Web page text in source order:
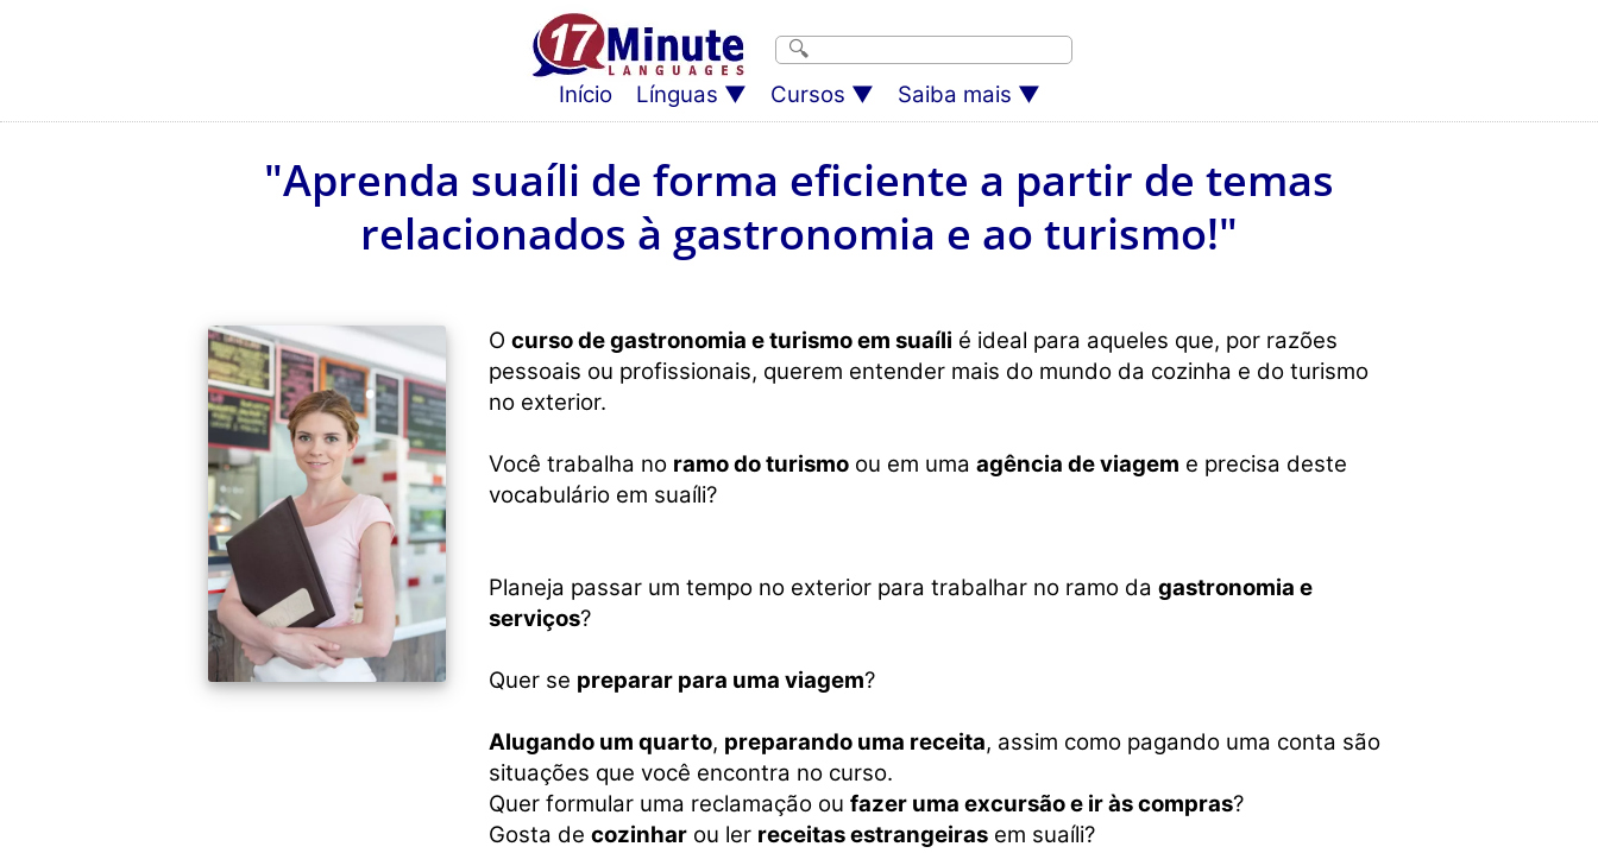
Início Línguas Cursos Saiba mais
"Aprenda suaíli de forma eficiente a partir de temas
relacionados à gastronomia e ao turismo!"
O curso de gastronomia e turismo em suaíli é ideal para aqueles que, por razões
pessoais ou profissionais, querem entender mais do mundo da cozinha e do turismo
no exterior.
Você trabalha no ramo do turismo ou em uma agência de viagem e precisa deste
vocabulário em suaíli?
Planeja passar um tempo no exterior para trabalhar no ramo da gastronomia e
serviços?
Quer se preparar para uma viagem?
Alugando um quarto, preparando uma receita, assim como pagando uma conta são
situações que você encontra no curso.
Quer formular uma reclamação ou fazer uma excursão e ir às compras?
Gosta de cozinhar ou ler receitas estrangeiras em suaíli?